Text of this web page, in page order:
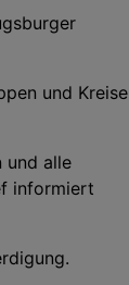
und Kreise
und alle
informiert